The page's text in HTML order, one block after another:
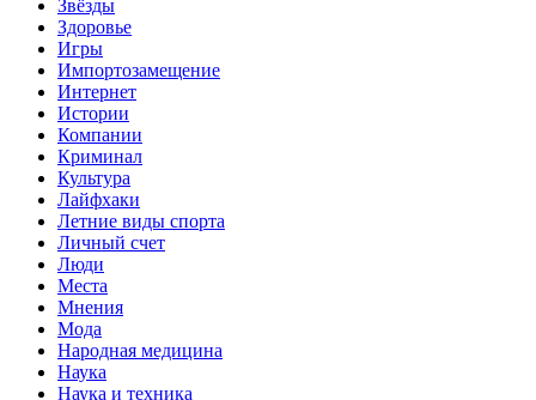
Звёзды
Здоровье
Игры
Импортозамещение
Интернет
Истории
Компании
Криминал
Культура
Лайфхаки
Летние виды спорта
Личный счет
Люди
Места
Мнения
Мода
Народная медицина
Наука
Наука и техника